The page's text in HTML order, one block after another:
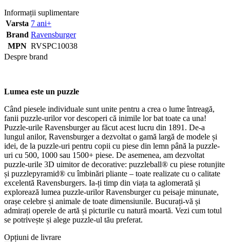
Informații suplimentare
Varsta 7 ani+
Brand Ravensburger
MPN RVSPC10038
Despre brand
Lumea este un puzzle
Când piesele individuale sunt unite pentru a crea o lume întreagă,
fanii puzzle-urilor vor descoperi că inimile lor bat toate ca una!
Puzzle-urile Ravensburger au făcut acest lucru din 1891. De-a
lungul anilor, Ravensburger a dezvoltat o gamă largă de modele și
idei, de la puzzle-uri pentru copii cu piese din lemn până la puzzle-
uri cu 500, 1000 sau 1500+ piese. De asemenea, am dezvoltat
puzzle-urile 3D uimitor de decorative: puzzleball® cu piese rotunjite
și puzzlepyramid® cu îmbinări pliante – toate realizate cu o calitate
excelentă Ravensburgers. Ia-ți timp din viața ta aglomerată și
explorează lumea puzzle-urilor Ravensburger cu peisaje minunate,
orașe celebre și animale de toate dimensiunile. Bucurați-vă și
admirați operele de artă și picturile cu natură moartă. Vezi cum totul
se potrivește și alege puzzle-ul tău preferat.
Opțiuni de livrare